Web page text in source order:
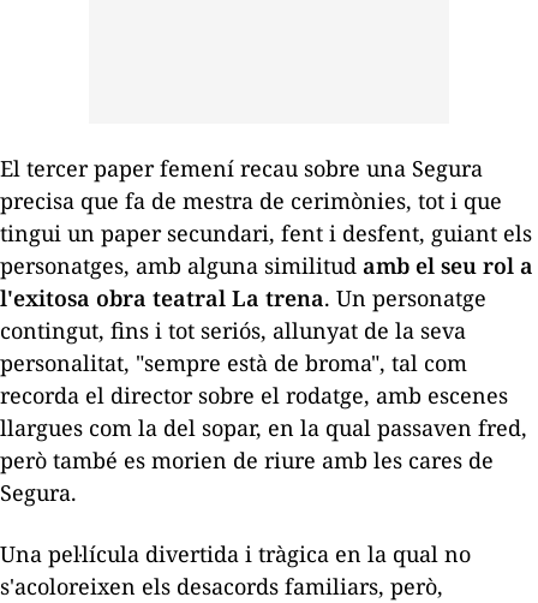
El tercer paper femení recau sobre una Segura
precisa que fa de mestra de cerimònies, tot i que
tingui un paper secundari, fent i desfent, guiant els
personatges, amb alguna similitud amb el seu rol a
l'exitosa obra teatral La trena. Un personatge
contingut, fins i tot seriós, allunyat de la seva
personalitat, "sempre està de broma", tal com
recorda el director sobre el rodatge, amb escenes
llargues com la del sopar, en la qual passaven fred,
però també es morien de riure amb les cares de
Segura.
Una pel·lícula divertida i tràgica en la qual no
s'acoloreixen els desacords familiars, però,